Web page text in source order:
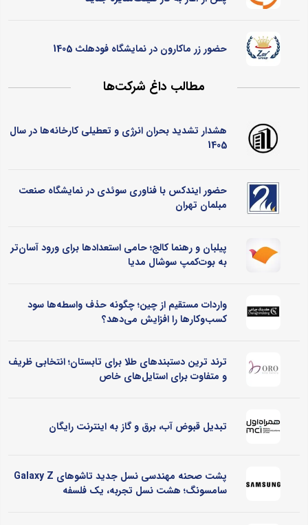
حضور زر ماکارون در نمایشگاه فودهلث 1405
مطالب داغ شرکت‌ها
هشدار تشدید بحران انرژی و تعطیلی کارخانه‌ها در سال
1405
حضور ایندکس با فناوری سوئدی در نمایشگاه صنعت
مبلمان تهران
پیلبان و رهنما کالج؛ حامی استعدادها برای ورود آسان‌تر
به بوت‌کمپ سوشال مدیا
واردات مستقیم از چین؛ چگونه حذف واسطه‌ها سود
کسب‌وکارها را افزایش می‌دهد؟
ترند ترین دستبندهای طلا برای تابستان؛ انتخابی ظریف
و متفاوت برای استایل‌های خاص
تبدیل قبوض آب، برق و گاز به اینترنت رایگان
پشت صحنه مهندسی نسل جدید تاشوهای Galaxy Z
سامسونگ؛ هشت نسل تجربه، یک فلسفه